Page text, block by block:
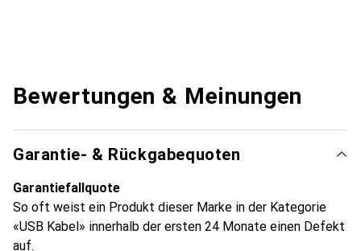
Bewertungen & Meinungen
Garantie- & Rückgabequoten
Garantiefallquote
So oft weist ein Produkt dieser Marke in der Kategorie
«USB Kabel» innerhalb der ersten 24 Monate einen Defekt
auf.